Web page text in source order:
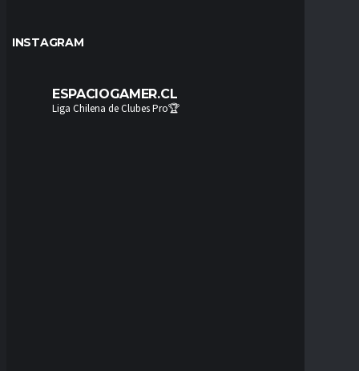
INSTAGRAM
ESPACIOGAMER.CL
Liga Chilena de Clubes Pro🏆